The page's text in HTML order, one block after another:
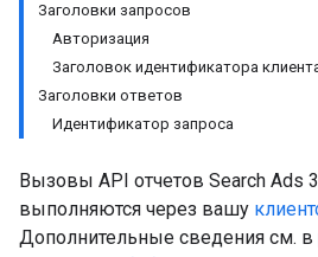
Заголовки запросов
Авторизация
Заголовок идентификатора
Заголовки ответов
Идентификатор запроса
Вызовы API отчетов Search Ads
выполняются через вашу
Дополнительные сведения см. в